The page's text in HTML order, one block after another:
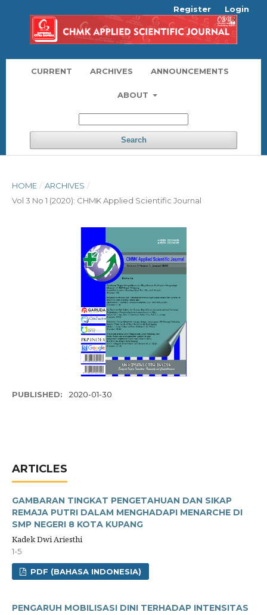
CURRENT ARCHIVES ANNOUNCEMENTS
ABOUT
Search
Register Login
HOME / ARCHIVES /
Vol 3 No 1 (2020): CHMK Applied Scientific Journal
PUBLISHED: 2020-01-30
ARTICLES
GAMBARAN TINGKAT PENGETAHUAN DAN SIKAP
REMAJA PUTRI DALAM MENGHADAPI MENARCHE DI
SMP NEGERI 8 KOTA KUPANG
Kadek Dwi Ariesthi
1-5
PDF (BAHASA INDONESIA)
PENGARUH MOBILISASI DINI TERHADAP INTENSITAS